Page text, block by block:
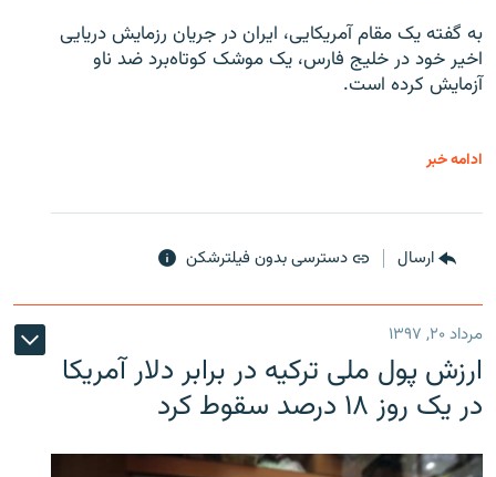
به گفته یک مقام آمریکایی، ایران در جریان رزمایش دریایی
اخیر خود در خلیج فارس، یک موشک کوتاه‌برد ضد ناو
آزمایش کرده است.
ادامه خبر
ارسال دسترسی بدون فیلترشکن
مرداد ۲۰, ۱۳۹۷
ارزش پول ملی ترکیه در برابر دلار آمریکا
در یک روز ۱۸ درصد سقوط کرد